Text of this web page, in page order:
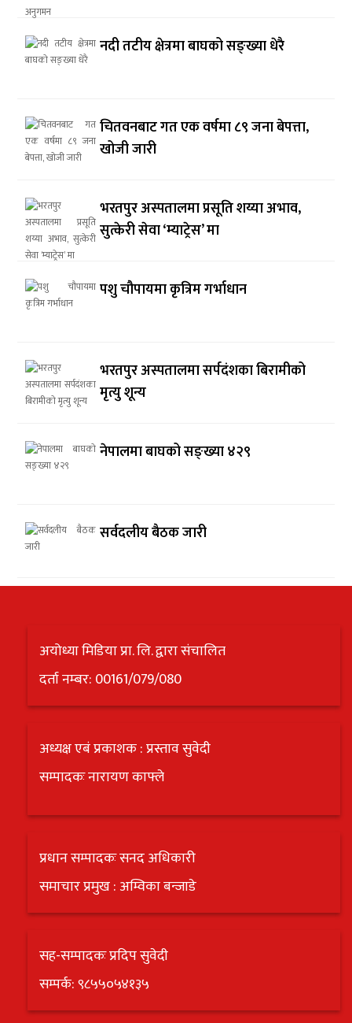
नदी तटीय क्षेत्रमा बाघको सङ्ख्या धेरै
चितवनबाट गत एक वर्षमा ८९ जना बेपत्ता,
खोजी जारी
भरतपुर अस्पतालमा प्रसूति शय्या अभाव,
सुत्केरी सेवा ‘म्याट्रेस’ मा
पशु चौपायमा कृत्रिम गर्भाधान
भरतपुर अस्पतालमा सर्पदंशका बिरामीको
मृत्यु शून्य
नेपालमा बाघको सङ्ख्या ४२९
सर्वदलीय बैठक जारी
अयोध्या मिडिया प्रा. लि. द्वारा संचालित
दर्ता नम्बर: 00161/079/080
अध्यक्ष एबं प्रकाशक : प्रस्ताव सुवेदी
सम्पादकः नारायण काफ्ले
प्रधान सम्पादकः सनद अधिकारी
समाचार प्रमुख : अम्विका बन्जाडे
सह-सम्पादकः प्रदिप सुवेदी
सम्पर्क: ९८५५०५४१३५